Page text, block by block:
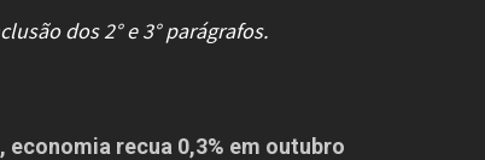
dos 2° e 3° parágrafos.
recua 0,3% em outubro